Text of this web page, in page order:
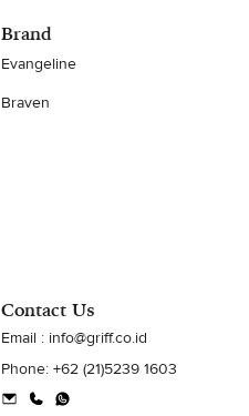
Brand
Evangeline
Braven
Contact Us
Email : info@griff.co.id
Phone: +62 (21)5239 1603